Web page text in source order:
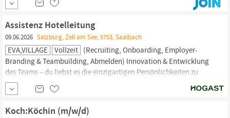
Betrieb, Optimierung und Weiterentwicklung moderner
und Clientlandschaften...
Assistenz Hotelleitung
09.06.2026 Salzburg, Zell am See, 5753, Saalbach
EVA,VILLAGE Vollzeit (Recruiting, Onboarding, Employer-
Branding & Teambuilding, Abmelden) Innovation & Entwicklung
des Teams – du liebst es die einzigartigen Persönlichkeiten zu
pushen & zu fördern Qualitätssicherung & Schulungen des Teams
Als „Managing Assistant“ arbeitest du eng mit der jungen
Geschäftsführung zusammen. Unternehmensentwicklung at
best!
Koch:Köchin (m/w/d)